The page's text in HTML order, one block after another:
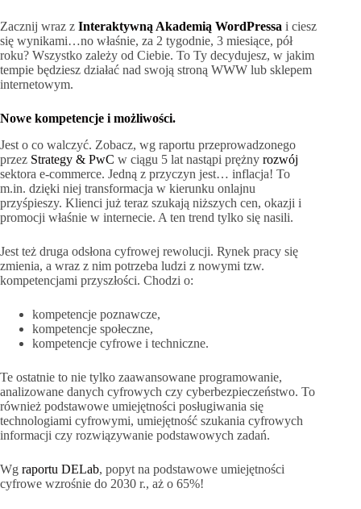
Zacznij wraz z Interaktywną Akademią WordPressa i ciesz
się wynikami…no właśnie, za 2 tygodnie, 3 miesiące, pół
roku? Wszystko zależy od Ciebie. To Ty decydujesz, w jakim
tempie będziesz działać nad swoją stroną WWW lub sklepem
internetowym.
Nowe kompetencje i możliwości.
Jest o co walczyć. Zobacz, wg raportu przeprowadzonego
przez Strategy & PwC w ciągu 5 lat nastąpi prężny rozwój
sektora e-commerce. Jedną z przyczyn jest… inflacja! To
m.in. dzięki niej transformacja w kierunku onlajnu
przyśpieszy. Klienci już teraz szukają niższych cen, okazji i
promocji właśnie w internecie. A ten trend tylko się nasili.
Jest też druga odsłona cyfrowej rewolucji. Rynek pracy się
zmienia, a wraz z nim potrzeba ludzi z nowymi tzw.
kompetencjami przyszłości. Chodzi o:
kompetencje poznawcze,
kompetencje społeczne,
kompetencje cyfrowe i techniczne.
Te ostatnie to nie tylko zaawansowane programowanie,
analizowane danych cyfrowych czy cyberbezpieczeństwo. To
również podstawowe umiejętności posługiwania się
technologiami cyfrowymi, umiejętność szukania cyfrowych
informacji czy rozwiązywanie podstawowych zadań.
Wg raportu DELab, popyt na podstawowe umiejętności
cyfrowe wzrośnie do 2030 r., aż o 65%!